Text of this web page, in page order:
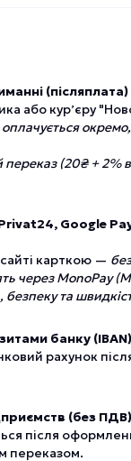
(післяплата)
або курʼєру
оплачується
переказ (20₴ + 2%
Google
карткою —
через MonoPay
безпеку та
банку (IBAN)
рахунок
(без ПДВ)
після
переказом.